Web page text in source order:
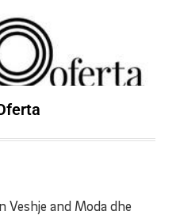
Veshje and Moda dhe